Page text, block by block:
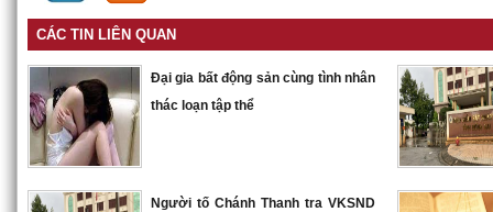
CÁC TIN LIÊN QUAN
Đại gia bất động sản cùng tình nhân
thác loạn tập thể
Người tố Chánh Thanh tra VKSND